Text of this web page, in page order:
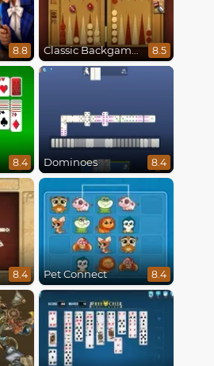
8.8 Classic Backgammon 8.5
8.4 Dominoes 8.4
8.4 Pet Connect 8.4